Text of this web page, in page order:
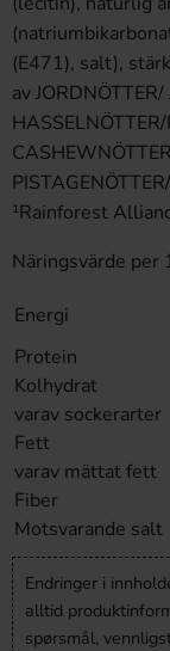
(E471), salt),
av
¹Rainforest
Näringsvärde per
Energi
Protein
Kolhydrat
varav sockerarter
Fett
varav mättat fett
Fiber
Motsvarande salt
Endringer i
alltid
spørsmål,